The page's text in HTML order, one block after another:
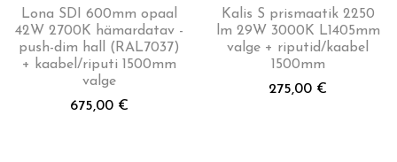
Lona SDI 600mm opaal
42W 2700K hämardatav -
push-dim hall (RAL7037)
+ kaabel/riputi 1500mm
valge
675,00 €
Kalis S prismaatik 2250
lm 29W 3000K L1405mm
valge + riputid/kaabel
1500mm
275,00 €